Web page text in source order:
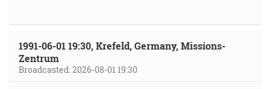
1991-06-01 19:30, Krefeld, Germany, Missions-
Zentrum
Broadcasted: 2026-08-01 19:30